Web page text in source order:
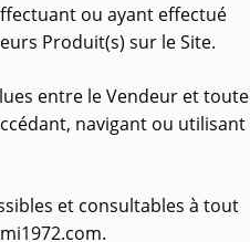
ou ayant effectué
Produit(s) sur le Site.
entre le Vendeur et toute
navigant ou utilisant
et consultables à tout